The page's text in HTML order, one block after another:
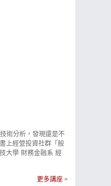
術分析，發現還是不
上經營投資社群「股
大學 財務金融系 經
更多講座